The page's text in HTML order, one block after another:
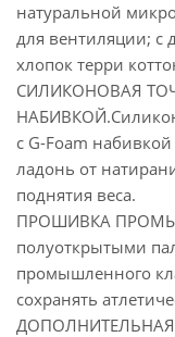
натуральной
для вентиляции; с
хлопок терри
СИЛИКОНОВАЯ
с G-Foam
ладонь от
поднятия веса.
ПРОШИВКА
полуоткрытыми
промышленного
сохранять
ДОПОЛНИТЕЛЬНАЯ